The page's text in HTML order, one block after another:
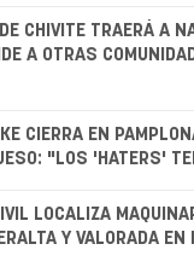
CHIVITE TRAERÁ A
A OTRAS
CIERRA EN
"LOS 'HATERS'
LOCALIZA
Y VALORADA